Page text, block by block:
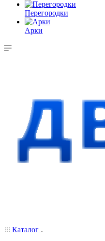
Перегородки
Арки
Каталог